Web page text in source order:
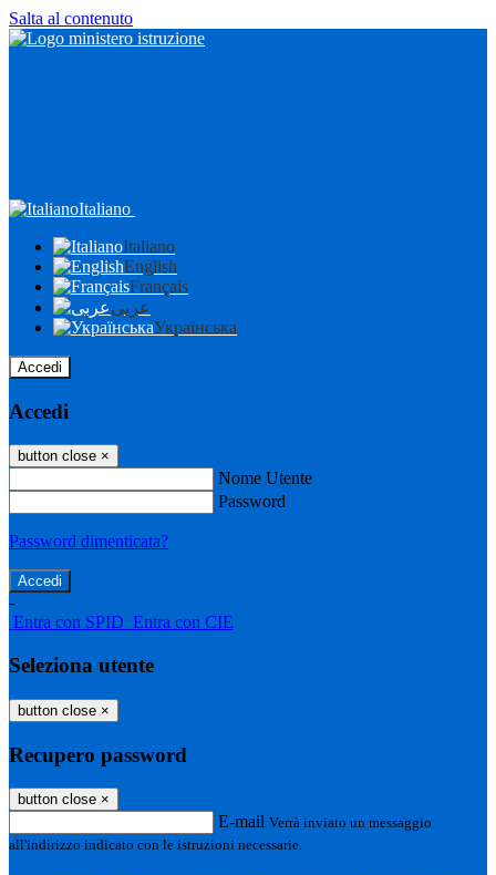
Salta al contenuto
Italiano
Italiano
English
Français
عربى
Українська
Accedi
Accedi
button close ×
Nome Utente
Password
Password dimenticata?
-
Entra con SPID Entra con CIE
Seleziona utente
button close ×
Recupero password
button close ×
E-mail Verrà inviato un messaggio
all'indirizzo indicato con le istruzioni necessarie.